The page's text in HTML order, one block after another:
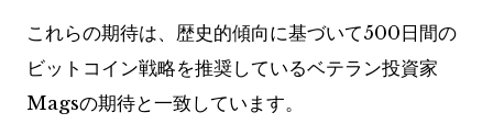
これらの期待は、歴史的傾向に基づいて500日間の
ビットコイン戦略を推奨しているベテラン投資家
Magsの期待と一致しています。